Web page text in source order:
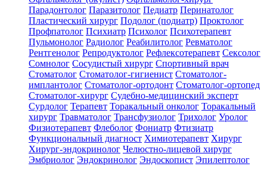
Парадонтолог Паразитолог Педиатр Перинатолог
Пластический хирург Подолог (подиатр) Проктолог
Профпатолог Психиатр Психолог Психотерапевт
Пульмонолог Радиолог Реабилитолог Ревматолог
Рентгенолог Репродуктолог Рефлексотерапевт Сексолог
Сомнолог Сосудистый хирург Спортивный врач
Стоматолог Стоматолог-гигиенист Стоматолог-
имплантолог Стоматолог-ортодонт Стоматолог-ортопед
Стоматолог-хирург Судебно-медицинский эксперт
Сурдолог Терапевт Торакальный онколог Торакальный
хирург Травматолог Трансфузиолог Трихолог Уролог
Физиотерапевт Флеболог Фониатр Фтизиатр
Функциональный диагност Химиотерапевт Хирург
Хирург-эндокринолог Челюстно-лицевой хирург
Эмбриолог Эндокринолог Эндоскопист Эпилептолог